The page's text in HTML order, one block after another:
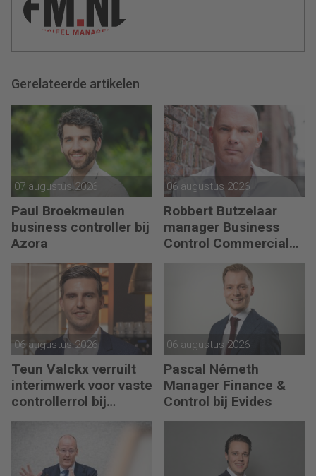
Gerelateerde artikelen
07 augustus 2026
Paul Broekmeulen
business controller bij
Azora
06 augustus 2026
Robbert Butzelaar
manager Business
Control Commercial
bij PLUS Retail
06 augustus 2026
Teun Valckx verruilt
interimwerk voor vaste
controllerrol bij
Synthon
06 augustus 2026
Pascal Németh
Manager Finance &
Control bij Evides